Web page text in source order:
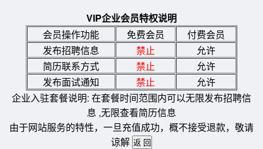
VIP企业会员特权说明
会员操作功能
免费会员
付费会员
发布招聘信息
禁止
允许
简历联系方式
禁止
允许
发布面试通知
禁止
允许
企业入驻套餐说明: 在套餐时间范围内可以无限发布招聘信
息 ,无限查看简历信息
由于网站服务的特性，一旦充值成功，概不接受退款，敬请
谅解